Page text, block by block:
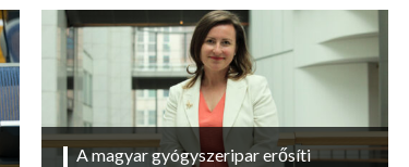
A magyar gyógyszeripar erősíti